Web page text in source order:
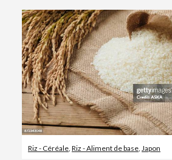
Riz - Céréale, Riz - Aliment de base, Japon